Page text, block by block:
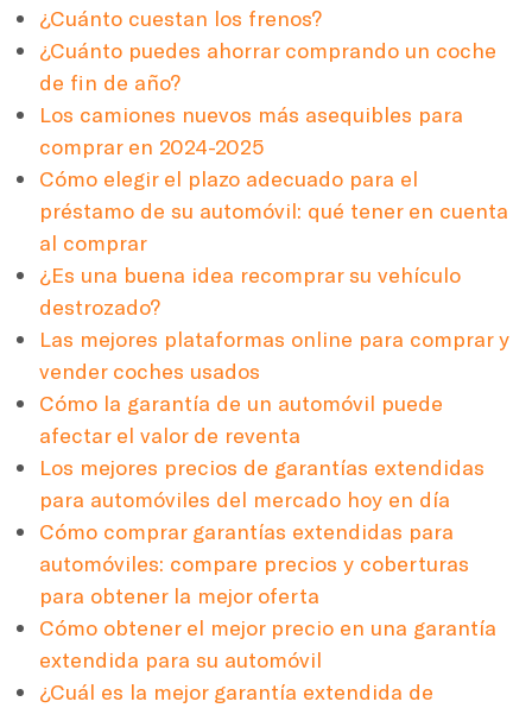
¿Cuánto cuestan los frenos?
¿Cuánto puedes ahorrar comprando un coche
de fin de año?
Los camiones nuevos más asequibles para
comprar en 2024-2025
Cómo elegir el plazo adecuado para el
préstamo de su automóvil: qué tener en cuenta
al comprar
¿Es una buena idea recomprar su vehículo
destrozado?
Las mejores plataformas online para comprar y
vender coches usados
Cómo la garantía de un automóvil puede
afectar el valor de reventa
Los mejores precios de garantías extendidas
para automóviles del mercado hoy en día
Cómo comprar garantías extendidas para
automóviles: compare precios y coberturas
para obtener la mejor oferta
Cómo obtener el mejor precio en una garantía
extendida para su automóvil
¿Cuál es la mejor garantía extendida de